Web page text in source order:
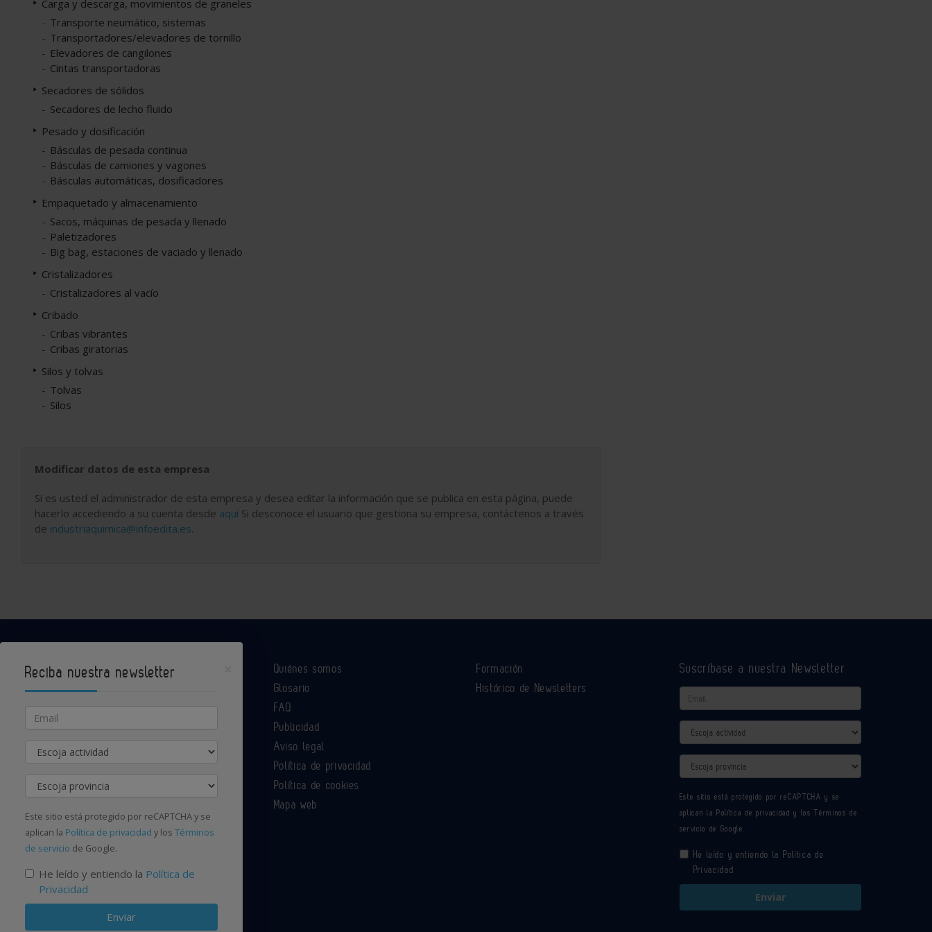
Carga y descarga, movimientos de graneles
Transporte neumático, sistemas
Transportadores/elevadores de tornillo
Elevadores de cangilones
Cintas transportadoras
Secadores de sólidos
Secadores de lecho fluido
Pesado y dosificación
Básculas de pesada continua
Básculas de camiones y vagones
Básculas automáticas, dosificadores
Empaquetado y almacenamiento
Sacos, máquinas de pesada y llenado
Paletizadores
Big bag, estaciones de vaciado y llenado
Cristalizadores
Cristalizadores al vacío
Cribado
Cribas vibrantes
Cribas giratorias
Silos y tolvas
Tolvas
Silos
Modificar datos de esta empresa
Si es usted el administrador de esta empresa y desea editar la información que se publica en esta página, puede
hacerlo accediendo a su cuenta desde aquí Si desconoce el usuario que gestiona su empresa, contáctenos a través
de industriaquimica@infoedita.es.
Contacte con nosotros
Quiénes somos
Glosario
FAQ
Publicidad
Aviso legal
Política de privacidad
Política de cookies
Mapa web
Formación
Histórico de Newsletters
Suscríbase a nuestra Newsletter
Email
Actividad
Provincia
Este sitio está protegido por reCAPTCHA y se
aplican la Política de privacidad y losTérminos de
servicio de Google.
He leído y entiendo la Política de
Privacidad
Enviar
Reciba nuestra newsletter
Email
Actividad
Provincia
Este sitio está protegido por reCAPTCHA y se
aplican la Política de privacidad y los Términos
de servicio de Google.
He leído y entiendo la Política de
Privacidad
Enviar